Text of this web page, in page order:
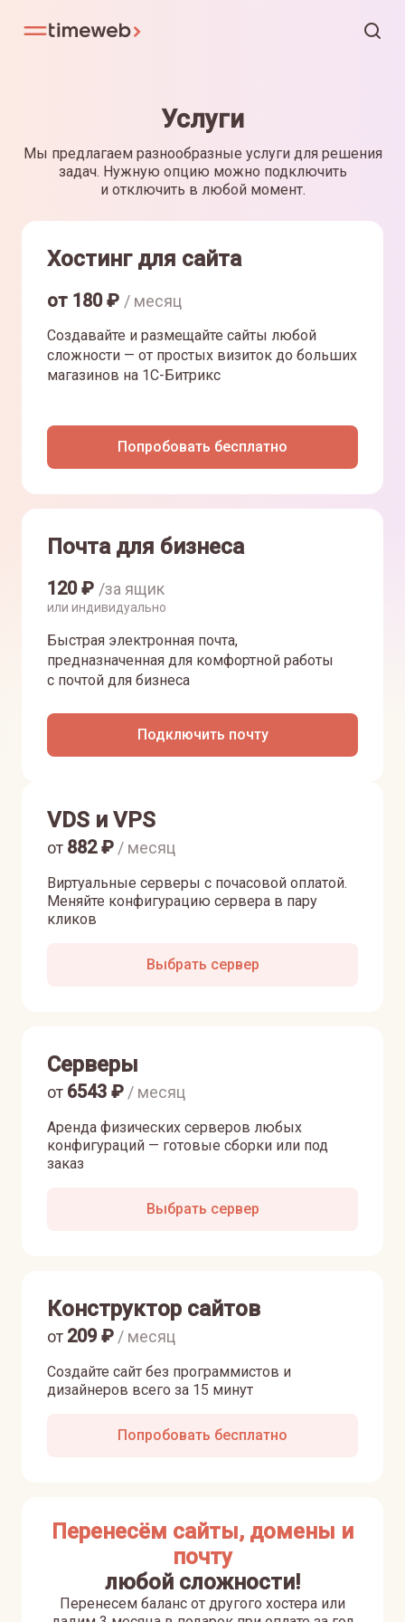
Услуги
Мы предлагаем разнообразные услуги для решения
задач. Нужную опцию можно подключить
и отключить в любой момент.
Хостинг для сайта
от 180₽ / месяц
Создавайте и размещайте сайты любой
сложности — от простых визиток до больших
магазинов на 1С-Битрикс
Попробовать бесплатно
Почта для бизнеса
120₽ /за ящик
или индивидуально
Быстрая электронная почта,
предназначенная для комфортной работы
с почтой для бизнеса
Подключить почту
VDS и VPS
Виртуальные серверы с почасовой оплатой.
Меняйте конфигурацию сервера в пару
кликов
от 882₽ / месяц
Выбрать сервер
Серверы
Аренда физических серверов любых
конфигураций — готовые сборки или под
заказ
от 6543 ₽ / месяц
Выбрать сервер
Конструктор сайтов
Создайте сайт без программистов и
дизайнеров всего за 15 минут
от 209₽ / месяц
Попробовать бесплатно
Перенесём сайты, домены и
почту
любой сложности!
Перенесем баланс от другого хостера или